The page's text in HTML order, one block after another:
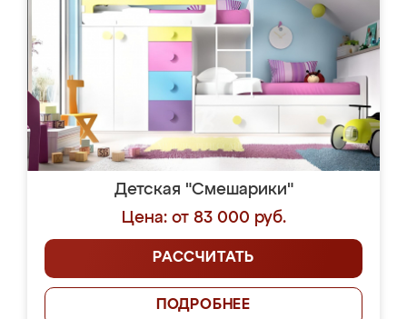
Детская "Смешарики"
Цена: от 83 000 руб.
РАССЧИТАТЬ
ПОДРОБНЕЕ